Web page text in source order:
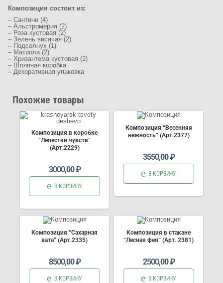
Композиция состоит из:
– Сантини (4)
– Альстромерия (2)
– Роза кустовая (2)
– Зелень висячая (2)
– Подсолнух (1)
– Матиола (2)
– Хризантема кустовая (2)
– Шляпная коробка
– Декоративная упаковка
Похожие товары
Композиция в коробке
“Лепестки чувств”
(Арт.2229)
3000,00₽
В КОРЗИНУ
Композиция “Весенняя
нежность” (Арт.2377)
3550,00₽
В КОРЗИНУ
Композиция “Сахарная
вата” (Арт.2335)
8500,00₽
В КОРЗИНУ
Композиция в стакане
“Лесная фея” (Арт. 2381)
2500,00₽
В КОРЗИНУ